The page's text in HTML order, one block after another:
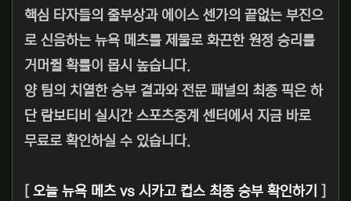
핵심 타자들의 줄부상과 에이스 센가의 끝없는 부진으
로 신음하는 뉴욕 메츠를 제물로 화끈한 원정 승리를
거머쥘 확률이 몹시 높습니다.
양 팀의 치열한 승부 결과와 전문 패널의 최종 픽은 하
단 람보티비 실시간 스포츠중계 센터에서 지금 바로
무료로 확인하실 수 있습니다.
오늘 뉴욕 메츠 vs 시카고 컵스 최종 승부 확인하기